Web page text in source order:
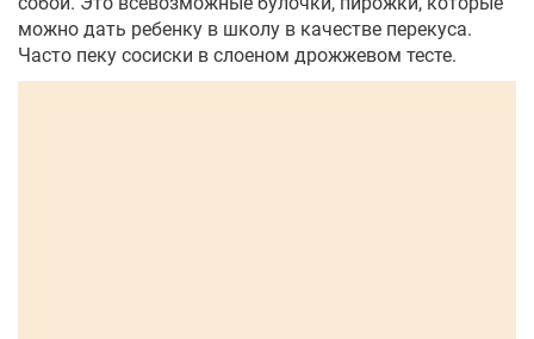
можно дать ребенку в школу в качестве перекуса.
Часто пеку сосиски в слоеном дрожжевом тесте.